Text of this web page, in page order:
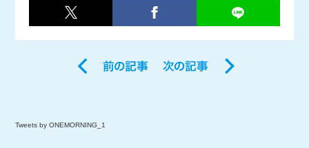
Tweets by ONEMORNING_1